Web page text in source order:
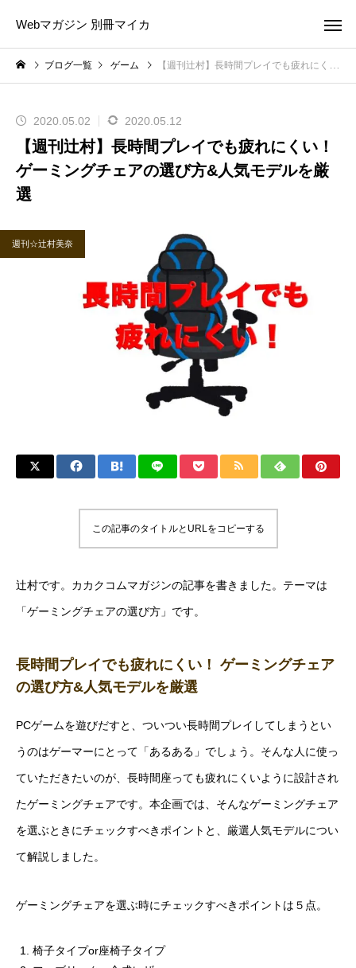
Webマガジン 別冊マイカ
ブログ一覧 ゲーム 【週刊辻村】長時間プレイでも疲れにくい！ ゲーミングチェアの選び方&人気モデルを厳選
2020.05.02 2020.05.12
【週刊辻村】長時間プレイでも疲れにくい！
ゲーミングチェアの選び方&人気モデルを厳
選
週刊☆辻村美奈
この記事のタイトルとURLをコピーする
辻村です。カカクコムマガジンの記事を書きました。テーマは
「ゲーミングチェアの選び方」です。
長時間プレイでも疲れにくい！ ゲーミングチェア
の選び方&人気モデルを厳選
PCゲームを遊びだすと、ついつい長時間プレイしてしまうとい
うのはゲーマーにとって「あるある」でしょう。そんな人に使っ
ていただきたいのが、長時間座っても疲れにくいように設計され
たゲーミングチェアです。本企画では、そんなゲーミングチェア
を選ぶときにチェックすべきポイントと、厳選人気モデルについ
て解説しました。
ゲーミングチェアを選ぶ時にチェックすべきポイントは５点。
椅子タイプor座椅子タイプ